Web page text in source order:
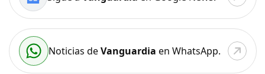
Noticias deVanguardia en WhatsApp.